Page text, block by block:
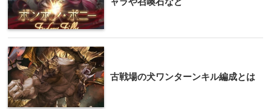
古戦場の犬ワンターンキル編成とは